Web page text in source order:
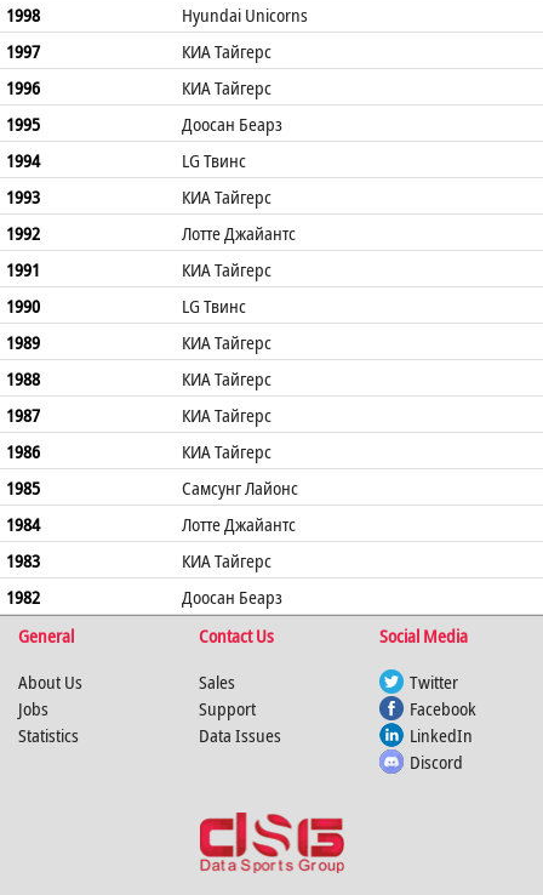
1998
Hyundai Unicorns
1997
КИА Тайгерс
1996
КИА Тайгерс
1995
Доосан Беарз
1994
LG Твинс
1993
КИА Тайгерс
1992
Лотте Джайантс
1991
КИА Тайгерс
1990
LG Твинс
1989
КИА Тайгерс
1988
КИА Тайгерс
1987
КИА Тайгерс
1986
КИА Тайгерс
1985
Самсунг Лайонс
1984
Лотте Джайантс
1983
КИА Тайгерс
1982
Доосан Беарз
General
Contact Us
Social Media
About Us
Jobs
Statistics
Sales
Support
Data Issues
Twitter
Facebook
LinkedIn
Discord